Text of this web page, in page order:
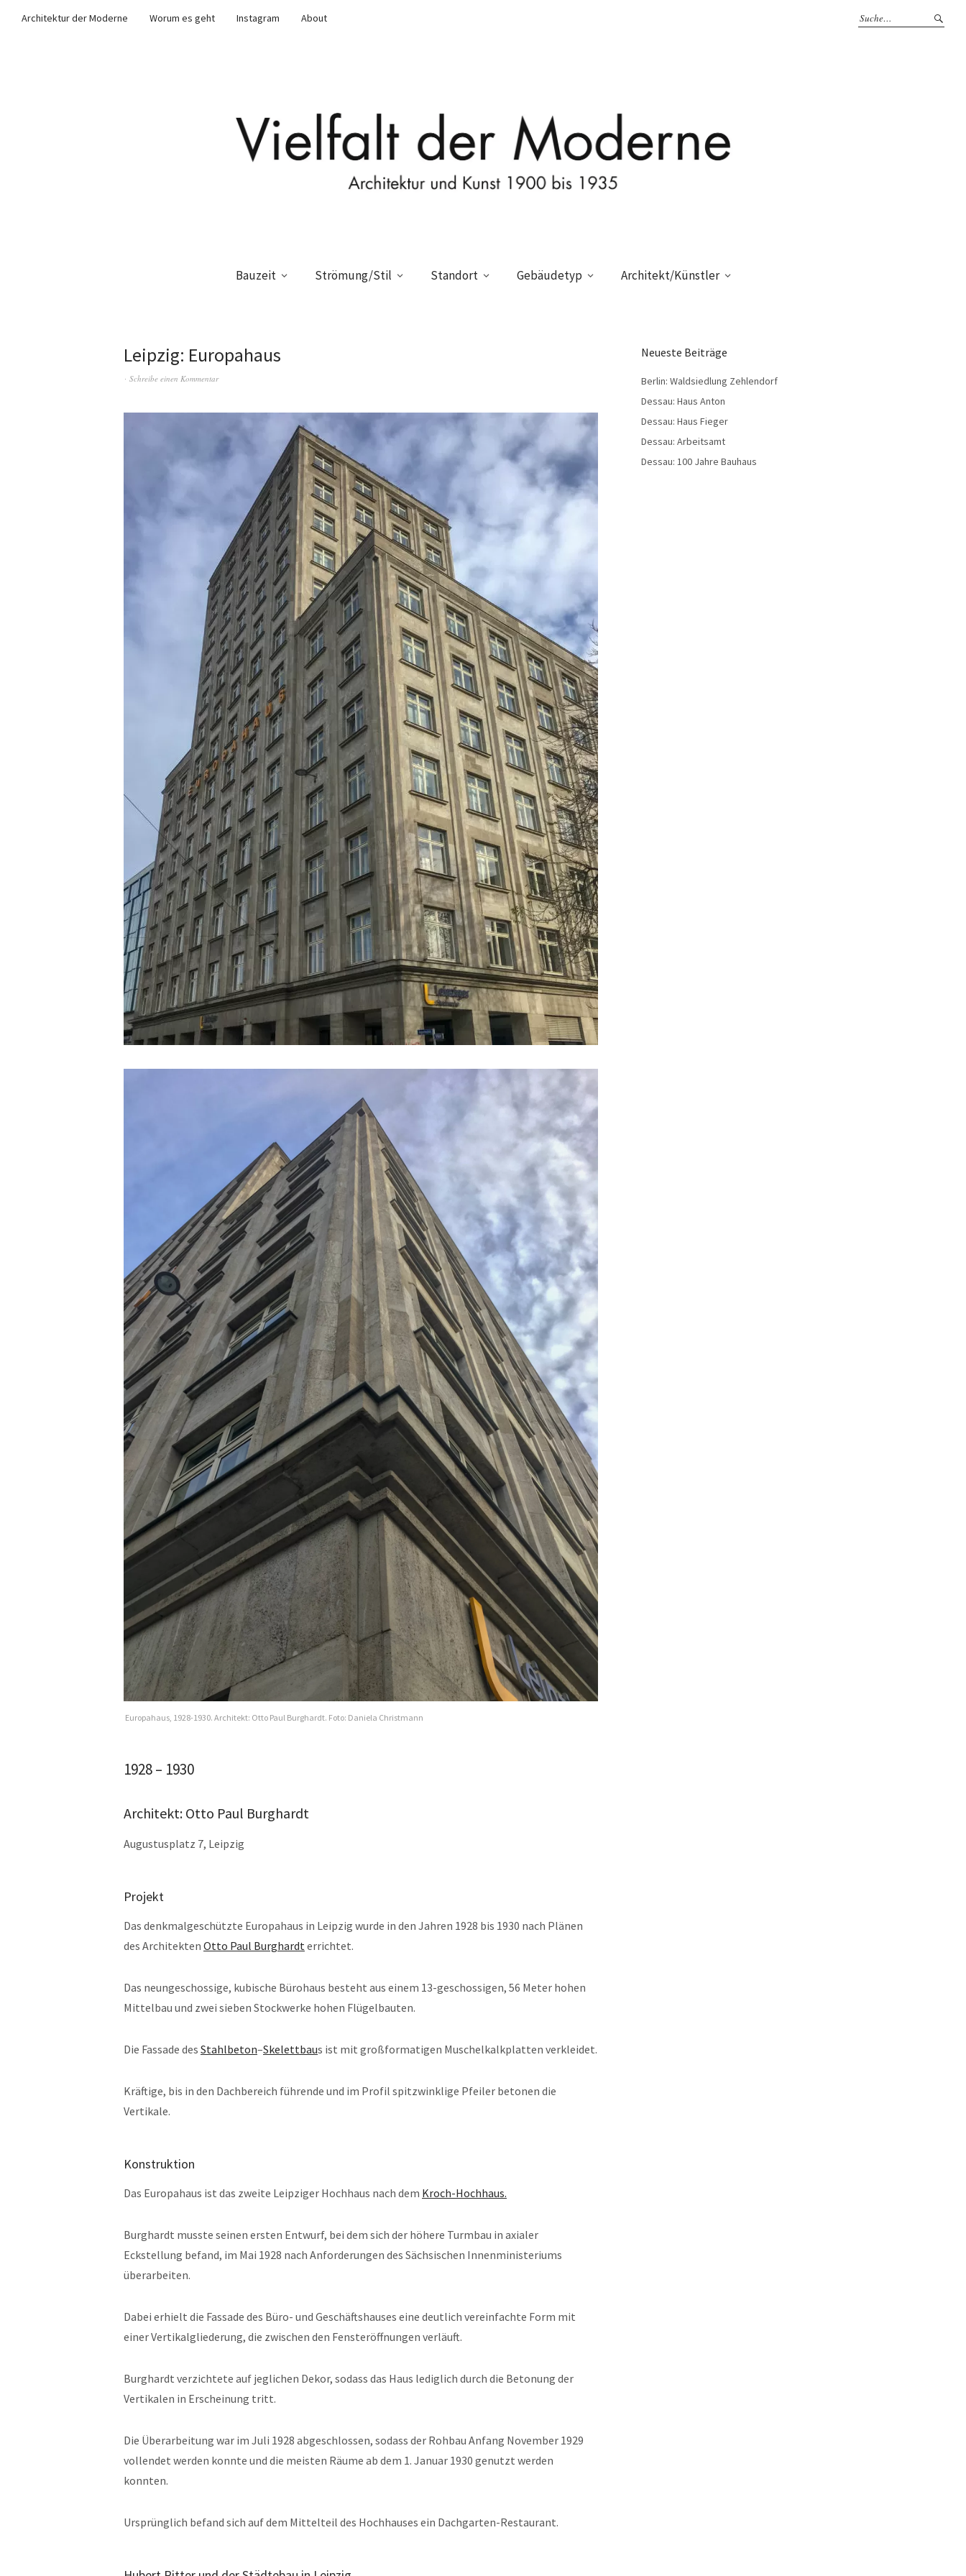
Architektur der Moderne Worum es geht Instagram About
Bauzeit Strömung/Stil Standort Gebäudetyp Architekt/Künstler
Leipzig: Europahaus
Schreibe einen Kommentar
Europahaus, 1928-1930. Architekt: Otto Paul Burghardt. Foto: Daniela Christmann
1928 – 1930
Architekt: Otto Paul Burghardt
Augustusplatz 7, Leipzig
Projekt
Das denkmalgeschützte Europahaus in Leipzig wurde in den Jahren 1928 bis 1930 nach Plänen
des Architekten Otto Paul Burghardt errichtet.
Das neungeschossige, kubische Bürohaus besteht aus einem 13-geschossigen, 56 Meter hohen
Mittelbau und zwei sieben Stockwerke hohen Flügelbauten.
Die Fassade des Stahlbeton–Skelettbaus ist mit großformatigen Muschelkalkplatten verkleidet.
Kräftige, bis in den Dachbereich führende und im Profil spitzwinklige Pfeiler betonen die
Vertikale.
Konstruktion
Das Europahaus ist das zweite Leipziger Hochhaus nach dem Kroch-Hochhaus.
Burghardt musste seinen ersten Entwurf, bei dem sich der höhere Turmbau in axialer
Eckstellung befand, im Mai 1928 nach Anforderungen des Sächsischen Innenministeriums
überarbeiten.
Dabei erhielt die Fassade des Büro- und Geschäftshauses eine deutlich vereinfachte Form mit
einer Vertikalgliederung, die zwischen den Fensteröffnungen verläuft.
Burghardt verzichtete auf jeglichen Dekor, sodass das Haus lediglich durch die Betonung der
Vertikalen in Erscheinung tritt.
Die Überarbeitung war im Juli 1928 abgeschlossen, sodass der Rohbau Anfang November 1929
vollendet werden konnte und die meisten Räume ab dem 1. Januar 1930 genutzt werden
konnten.
Ursprünglich befand sich auf dem Mittelteil des Hochhauses ein Dachgarten-Restaurant.
Neueste Beiträge
Berlin: Waldsiedlung Zehlendorf
Dessau: Haus Anton
Dessau: Haus Fieger
Dessau: Arbeitsamt
Dessau: 100 Jahre Bauhaus